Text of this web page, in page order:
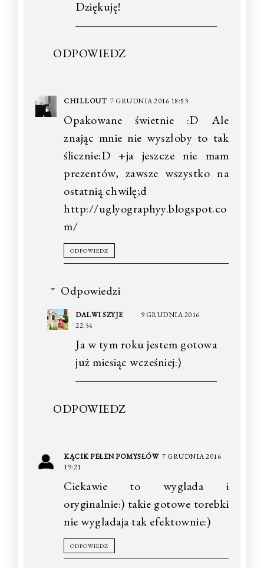
Dziękuję!
ODPOWIEDZ
CHILLOUT 7 GRUDNIA 2016 18:53
Opakowane świetnie :D Ale
znając mnie nie wyszłoby to tak
ślicznie:D +ja jeszcze nie mam
prezentów, zawsze wszystko na
ostatnią chwilę;d
http://uglyographyy.blogspot.co
m/
ODPOWIEDZ
Odpowiedzi
DALWI SZYJE
9 GRUDNIA 2016
22:54
Ja w tym roku jestem gotowa
już miesiąc wcześniej:)
ODPOWIEDZ
KĄCIK PEŁEN POMYSŁÓW 7 GRUDNIA 2016
19:21
Ciekawie to wyglada i
oryginalnie:) takie gotowe torebki
nie wygladaja tak efektownie:)
ODPOWIEDZ